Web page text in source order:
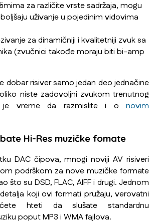
za različite vrste sadržaja, mogu
uživanje u pojedinim vidovima
za dinamičniji i kvalitetniji zvuk sa
(zvučnici takođe moraju biti bi-amp
dobar risiver samo jedan deo jednačine
niste zadovoljni zvukom trenutnog
je vreme da razmislite i o novim
Hi-Res muzičke fomate
DAC čipova, mnogi noviji AV risiveri
podrškom za nove muzičke formate
što su DSD, FLAC, AIFF i drugi. Jednom
koji ovi formati pružaju, verovatni
hteti da slušate standardnu
poput MP3 i WMA fajlova.